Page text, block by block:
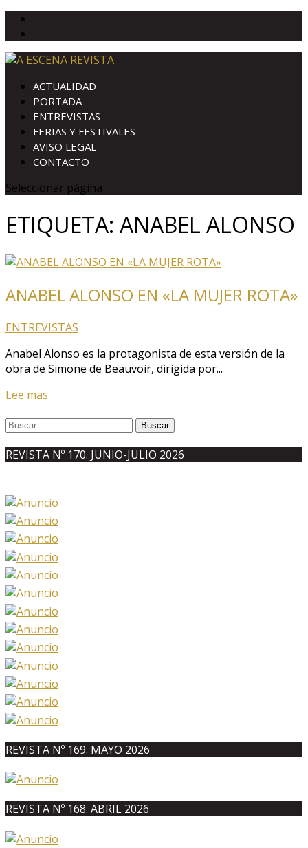
ACTUALIDAD
PORTADA
ENTREVISTAS
FERIAS Y FESTIVALES
AVISO LEGAL
CONTACTO
Seleccionar página
ETIQUETA: ANABEL ALONSO
ANABEL ALONSO EN «LA MUJER ROTA»
ENTREVISTAS
Anabel Alonso es la protagonista de esta versión de la
obra de Simone de Beauvoir, dirigida por...
Lee mas
Buscar:
REVISTA Nº 170. JUNIO-JULIO 2026
REVISTA Nº 169. MAYO 2026
REVISTA Nº 168. ABRIL 2026